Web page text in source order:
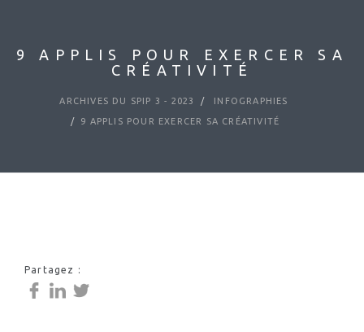
9 APPLIS POUR EXERCER SA
CRÉATIVITÉ
ARCHIVES DU SPIP 3 - 2023 INFOGRAPHIES
9 APPLIS POUR EXERCER SA CRÉATIVITÉ
Partagez :